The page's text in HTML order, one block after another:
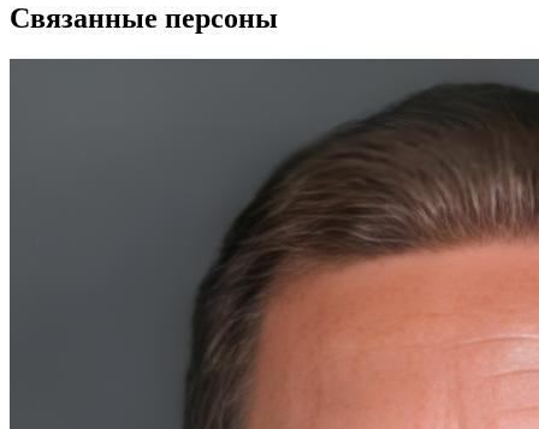
Связанные персоны